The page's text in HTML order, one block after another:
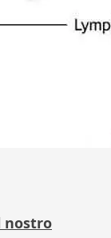
nostro